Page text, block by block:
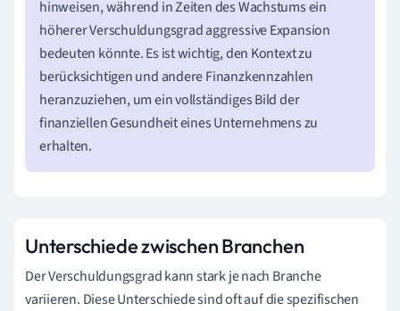
hinweisen, während in Zeiten des Wachstums ein
höherer Verschuldungsgrad aggressive Expansion
bedeuten könnte. Es ist wichtig, den Kontext zu
berücksichtigen und andere Finanzkennzahlen
heranzuziehen, um ein vollständiges Bild der
finanziellen Gesundheit eines Unternehmens zu
erhalten.
Unterschiede zwischen Branchen
Der Verschuldungsgrad kann stark je nach Branche
variieren. Diese Unterschiede sind oft auf die spezifischen